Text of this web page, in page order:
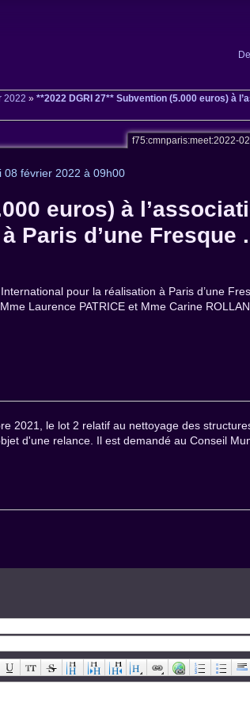
2022 »**2022 DGRI 27** Subvention (5.000 euros) à
f75:cmnparis:meet:2022-
08 février 2022 à 09h00
euros) à
Paris d’une Fresque
pour la réalisation à Paris d’une
Laurence PATRICE et Mme Carine
2021, le lot 2 relatif au nettoyage des
d'une relance. Il est demandé au Conseil